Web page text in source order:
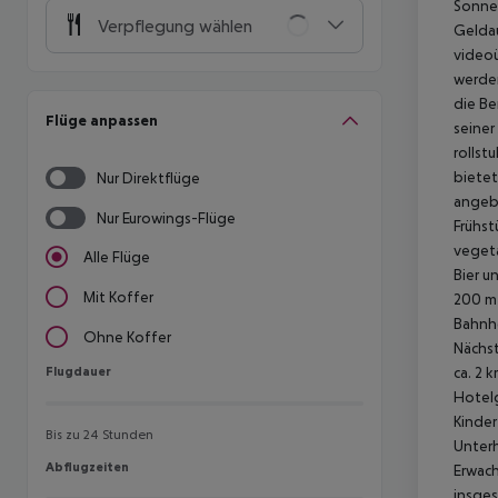
Verpflegung wählen
Flüge anpassen
Nur Direktflüge
Nur Eurowings-Flüge
Alle Flüge
Mit Koffer
Ohne Koffer
Flugdauer
Flugdauer
Bis zu 24 Stunden
Abflugzeiten
Abflugzeiten
die
bietet
Bier
200
ca. 2